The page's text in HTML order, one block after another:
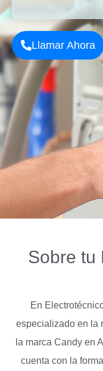
Llamar Ahora
Sobre tu
En
especializado en la
la marca Candy en
cuenta con la